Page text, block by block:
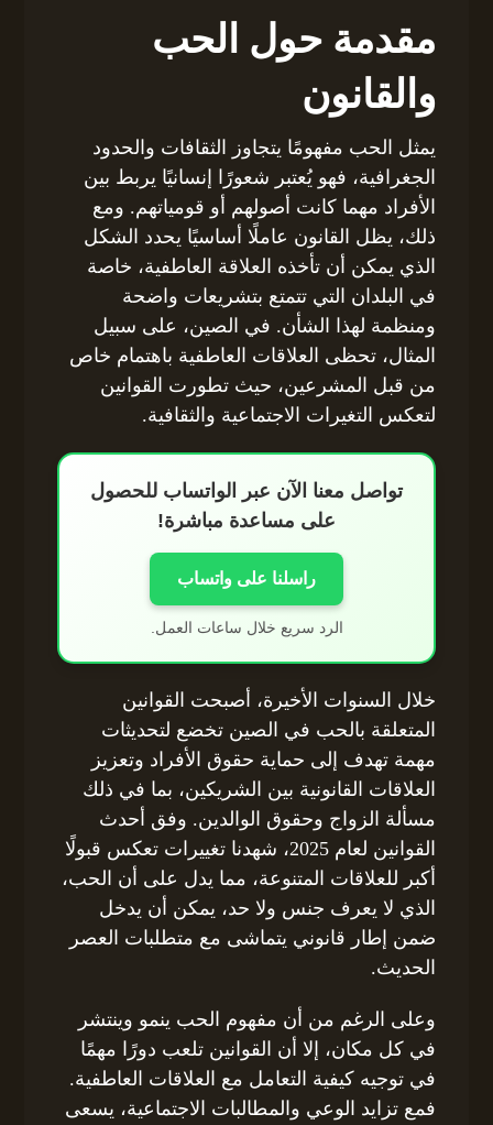
مقدمة حول الحب
والقانون
يمثل الحب مفهومًا يتجاوز الثقافات والحدود
الجغرافية، فهو يُعتبر شعورًا إنسانيًا يربط بين
الأفراد مهما كانت أصولهم أو قومياتهم. ومع
ذلك، يظل القانون عاملًا أساسيًا يحدد الشكل
الذي يمكن أن تأخذه العلاقة العاطفية، خاصة
في البلدان التي تتمتع بتشريعات واضحة
ومنظمة لهذا الشأن. في الصين، على سبيل
المثال، تحظى العلاقات العاطفية باهتمام خاص
من قبل المشرعين، حيث تطورت القوانين
لتعكس التغيرات الاجتماعية والثقافية.
تواصل معنا الآن عبر الواتساب للحصول
على مساعدة مباشرة!
راسلنا على واتساب
الرد سريع خلال ساعات العمل.
خلال السنوات الأخيرة، أصبحت القوانين
المتعلقة بالحب في الصين تخضع لتحديثات
مهمة تهدف إلى حماية حقوق الأفراد وتعزيز
العلاقات القانونية بين الشريكين، بما في ذلك
مسألة الزواج وحقوق الوالدين. وفق أحدث
القوانين لعام 2025، شهدنا تغييرات تعكس قبولًا
أكبر للعلاقات المتنوعة، مما يدل على أن الحب،
الذي لا يعرف جنس ولا حد، يمكن أن يدخل
ضمن إطار قانوني يتماشى مع متطلبات العصر
الحديث.
وعلى الرغم من أن مفهوم الحب ينمو وينتشر
في كل مكان، إلا أن القوانين تلعب دورًا مهمًا
في توجيه كيفية التعامل مع العلاقات العاطفية.
فمع تزايد الوعي والمطالبات الاجتماعية، يسعى